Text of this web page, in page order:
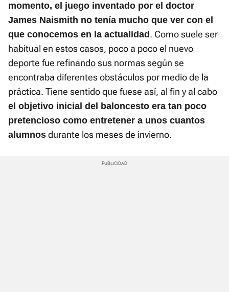
momento, el juego inventado por el doctor
James Naismith no tenía mucho que ver con el
que conocemos en la actualidad . Como suele ser
habitual en estos casos, poco a poco el nuevo
deporte fue refinando sus normas según se
encontraba diferentes obstáculos por medio de la
práctica. Tiene sentido que fuese así, al fin y al cabo
el objetivo inicial del baloncesto era tan poco
pretencioso como entretener a unos cuantos
alumnos durante los meses de invierno.